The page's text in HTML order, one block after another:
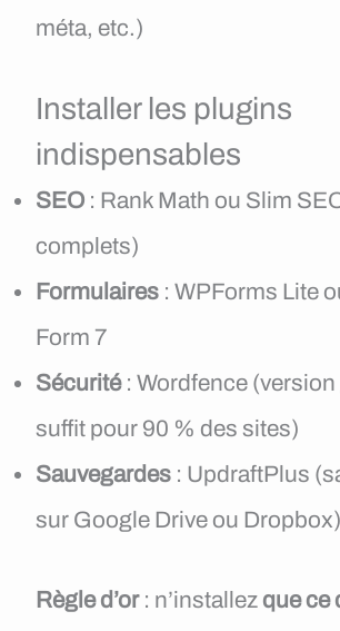
méta, etc.)
Installer les plugins
indispensables
SEO : Rank Math ou Slim
complets)
Formulaires : WPForms Lite
Form 7
Sécurité: Wordfence
suffit pour 90 % des sites)
Sauvegardes : UpdraftPlus
sur Google Drive ou Dropbox)
Règle d’or: n’installez que ce